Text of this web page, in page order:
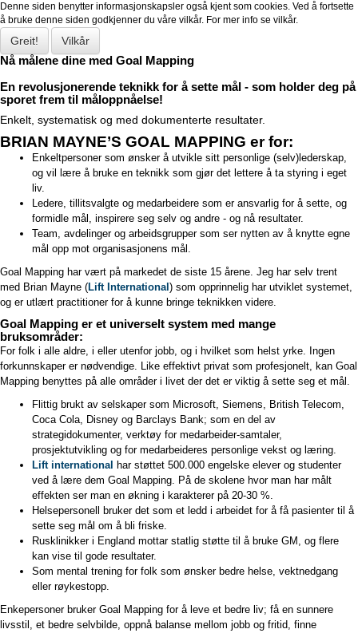
Denne siden benytter informasjonskapsler også kjent som cookies. Ved å fortsette
å bruke denne siden godkjenner du våre vilkår. For mer info se vilkår.
Greit!
Vilkår
Nå målene dine med Goal Mapping
En revolusjonerende teknikk for å sette mål - som holder deg på
sporet frem til måloppnåelse!
Enkelt, systematisk og med dokumenterte resultater.
BRIAN MAYNE’S GOAL MAPPING er for:
Enkeltpersoner som ønsker å utvikle sitt personlige (selv)lederskap,
og vil lære å bruke en teknikk som gjør det lettere å ta styring i eget
liv.
Ledere, tillitsvalgte og medarbeidere som er ansvarlig for å sette, og
formidle mål, inspirere seg selv og andre - og nå resultater.
Team, avdelinger og arbeidsgrupper som ser nytten av å knytte egne
mål opp mot organisasjonens mål.
Goal Mapping har vært på markedet de siste 15 årene. Jeg har selv trent
med Brian Mayne (Lift International ) som opprinnelig har utviklet systemet,
og er utlært practitioner for å kunne bringe teknikken videre.
Goal Mapping er et universelt system med mange
bruksområder:
For folk i alle aldre, i eller utenfor jobb, og i hvilket som helst yrke. Ingen
forkunnskaper er nødvendige. Like effektivt privat som profesjonelt, kan Goal
Mapping benyttes på alle områder i livet der det er viktig å sette seg et mål.
Flittig brukt av selskaper som Microsoft, Siemens, British Telecom,
Coca Cola, Disney og Barclays Bank; som en del av
strategidokumenter, verktøy for medarbeider-samtaler,
prosjektutvikling og for medarbeideres personlige vekst og læring.
Lift international har støttet 500.000 engelske elever og studenter
ved å lære dem Goal Mapping. På de skolene hvor man har målt
effekten ser man en økning i karakterer på 20-30 %.
Helsepersonell bruker det som et ledd i arbeidet for å få pasienter til å
sette seg mål om å bli friske.
Rusklinikker i England mottar statlig støtte til å bruke GM, og flere
kan vise til gode resultater.
Som mental trening for folk som ønsker bedre helse, vektnedgang
eller røykestopp.
Enkepersoner bruker Goal Mapping for å leve et bedre liv; få en sunnere
livsstil, et bedre selvbilde, oppnå balanse mellom jobb og fritid, finne